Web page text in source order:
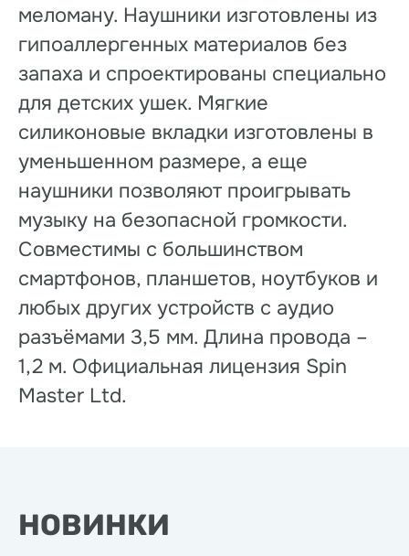
меломану. Наушники изготовлены из
гипоаллергенных материалов без
запаха и спроектированы специально
для детских ушек. Мягкие
силиконовые вкладки изготовлены в
уменьшенном размере, а еще
наушники позволяют проигрывать
музыку на безопасной громкости.
Совместимы с большинством
смартфонов, планшетов, ноутбуков и
любых других устройств с аудио
разъёмами 3,5 мм. Длина провода –
1,2 м. Официальная лицензия Spin
Master Ltd.
НОВИНКИ